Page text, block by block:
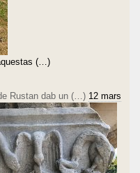
(…)
Rustan dab un (…) 12 mars